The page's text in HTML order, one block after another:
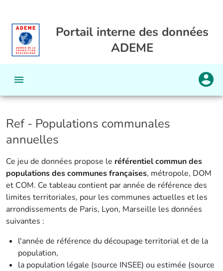
Portail interne des données
ADEME
Ref - Populations communales
annuelles
Ce jeu de données propose le référentiel commun des
populations des communes françaises, métropole, DOM
et COM. Ce tableau contient par année de référence des
limites territoriales, pour les communes actuelles et les
arrondissements de Paris, Lyon, Marseille les données
suivantes :
l'année de référence du découpage territorial et de la
population,
la population légale (source INSEE) ou estimée (source